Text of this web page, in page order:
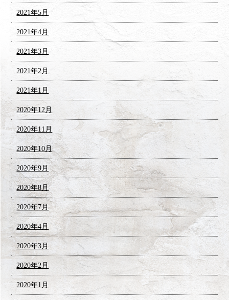
2021年5月
2021年4月
2021年3月
2021年2月
2021年1月
2020年12月
2020年11月
2020年10月
2020年9月
2020年8月
2020年7月
2020年4月
2020年3月
2020年2月
2020年1月